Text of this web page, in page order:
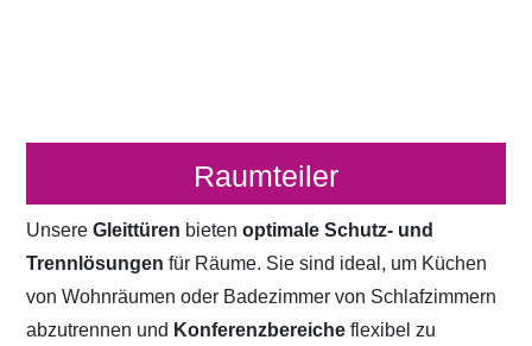
Raumteiler
UnsereGleittüren bietenoptimale Schutz- und
Trennlösungen für Räume. Sie sind ideal, um Küchen
von Wohnräumen oder Badezimmer von Schlafzimmern
abzutrennen und Konferenzbereicheflexibel zu